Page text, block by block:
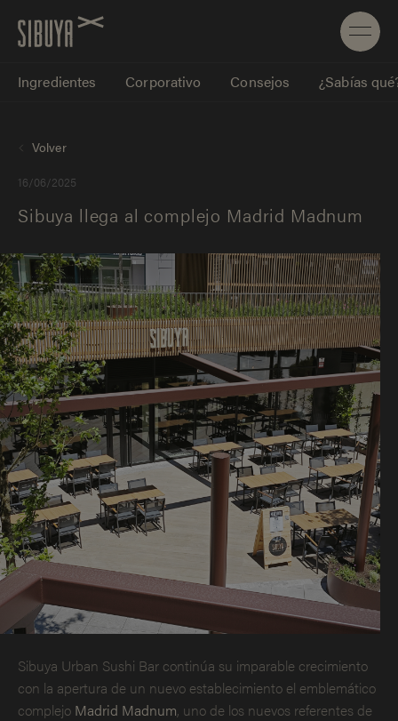
Ingredientes Corporativo Consejos ¿Sabías
16/06/2025
Volver
Sibuya llega al complejo Madrid Madnum
Sibuya Urban Sushi Bar continúa su imparable crecimiento
con la apertura de un nuevo establecimiento el emblemático
complejo Madrid Madnum, uno de los nuevos referentes de